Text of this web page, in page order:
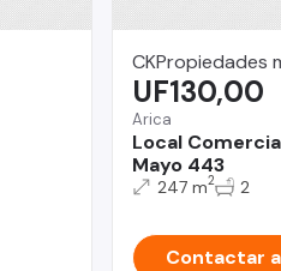
CKPropiedades
Arica
Local
Mayo 443
UF130,00
247 m2 2
Contactar